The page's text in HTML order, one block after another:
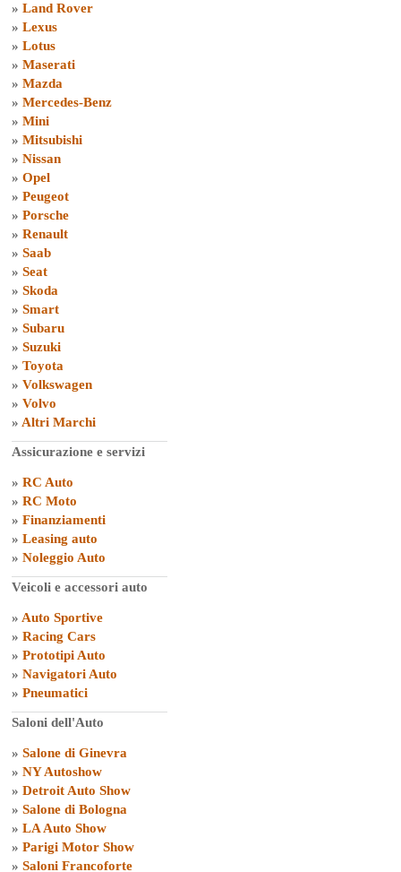
» Land Rover
» Lexus
» Lotus
» Maserati
» Mazda
» Mercedes-Benz
» Mini
» Mitsubishi
» Nissan
» Opel
» Peugeot
» Porsche
» Renault
» Saab
» Seat
» Skoda
» Smart
» Subaru
» Suzuki
» Toyota
» Volkswagen
» Volvo
» Altri Marchi
Assicurazione e servizi
» RC Auto
» RC Moto
» Finanziamenti
» Leasing auto
» Noleggio Auto
Veicoli e accessori auto
» Auto Sportive
» Racing Cars
» Prototipi Auto
» Navigatori Auto
» Pneumatici
Saloni dell'Auto
» Salone di Ginevra
» NY Autoshow
» Detroit Auto Show
» Salone di Bologna
» LA Auto Show
» Parigi Motor Show
» Saloni Francoforte